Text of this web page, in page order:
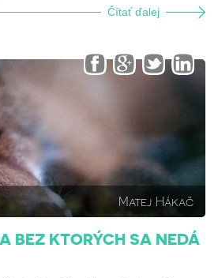
Čítať ďalej
Matej Hákač
BEZ KTORÝCH SA NEDÁ